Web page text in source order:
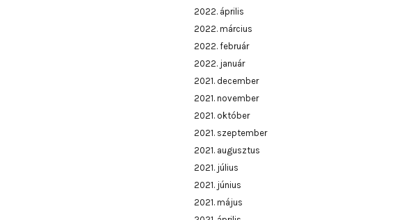
2022. április
2022. március
2022. február
2022. január
2021. december
2021. november
2021. október
2021. szeptember
2021. augusztus
2021. július
2021. június
2021. május